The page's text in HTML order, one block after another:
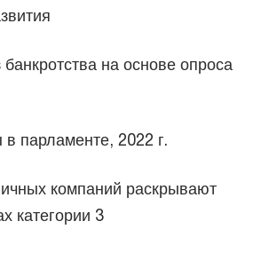
на основе опроса
2022 г.
компаний раскрывают
категории 3